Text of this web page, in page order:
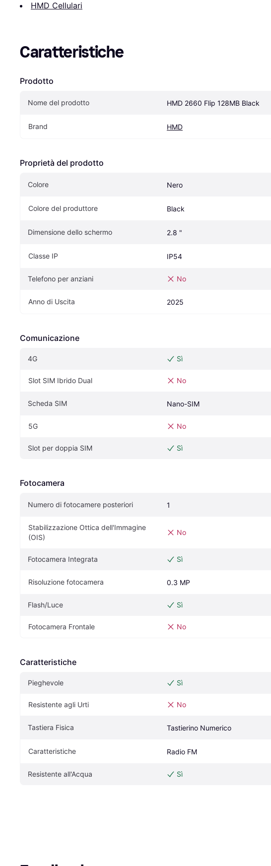
HMD Cellulari
Caratteristiche
Prodotto
Nome del prodotto HMD 2660 Flip 128MB Black
Brand HMD
Proprietà del prodotto
Colore Nero
Colore del produttore Black
Dimensione dello schermo 2.8 "
Classe IP IP54
Telefono per anziani No
Anno di Uscita 2025
Comunicazione
4G Sì
Slot SIM Ibrido Dual No
Scheda SIM Nano-SIM
5G No
Slot per doppia SIM Sì
Fotocamera
Numero di fotocamere posteriori 1
Stabilizzazione Ottica dell'Immagine
(OIS)
No
Fotocamera Integrata Sì
Risoluzione fotocamera 0.3 MP
Flash/Luce Sì
Fotocamera Frontale No
Caratteristiche
Pieghevole Sì
Resistente agli Urti No
Tastiera Fisica Tastierino Numerico
Caratteristiche Radio FM
Resistente all'Acqua Sì